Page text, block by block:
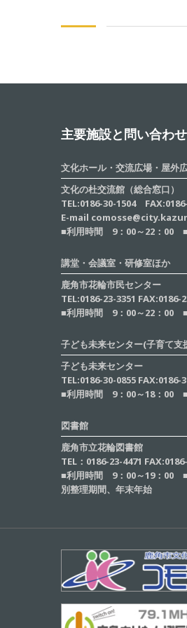
主要施設と問い合わ
文化ホール・交流広場・屋外
文化の杜交流館（総合窓口）
TEL:0186-30-1504
E-mail
■利用時間 9：00～22：00
講堂・会議室・研修室ほか
鹿角市花輪市民センター
TEL:0186-23-3351 FAX:0186-
■利用時間 9：00～22：00
子ども未来センター(子育て支
子ども未来センター
TEL:0186-30-0855 FAX:0186-
■利用時間 9：00～18：00
図書館
鹿角市立花輪図書館
TEL：0186-23-4471
■利用時間 9：00～19：00 ■
別整理期間、年末年始